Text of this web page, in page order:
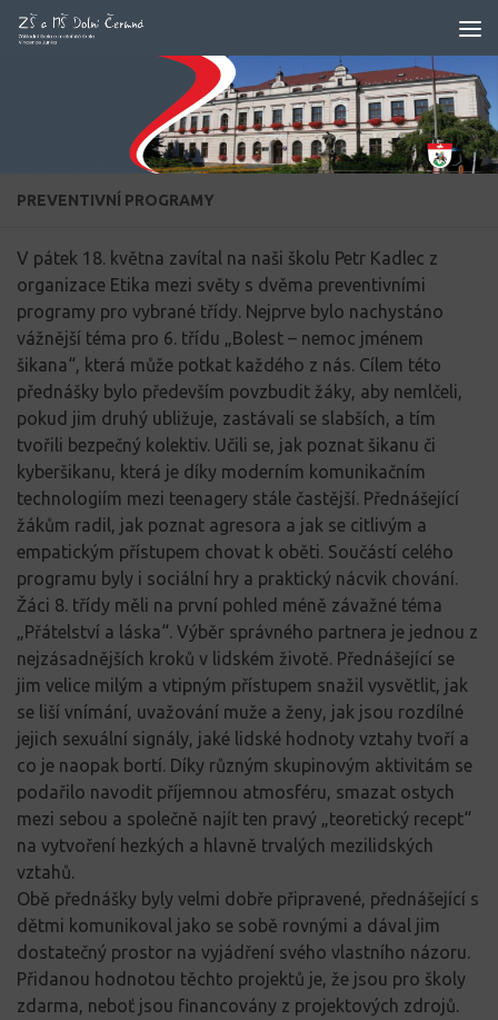
Skip to content
PREVENTIVNÍ PROGRAMY
V pátek 18. května zavítal na naši školu Petr Kadlec z
organizace Etika mezi světy s dvěma preventivními
programy pro vybrané třídy. Nejprve bylo nachystáno
vážnější téma pro 6. třídu „Bolest – nemoc jménem
šikana“, která může potkat každého z nás. Cílem této
přednášky bylo především povzbudit žáky, aby nemlčeli,
pokud jim druhý ubližuje, zastávali se slabších, a tím
tvořili bezpečný kolektiv. Učili se, jak poznat šikanu či
kyberšikanu, která je díky moderním komunikačním
technologiím mezi teenagery stále častější. Přednášející
žákům radil, jak poznat agresora a jak se citlivým a
empatickým přístupem chovat k oběti. Součástí celého
programu byly i sociální hry a praktický nácvik chování.
Žáci 8. třídy měli na první pohled méně závažné téma
„Přátelství a láska“. Výběr správného partnera je jednou z
nejzásadnějších kroků v lidském životě. Přednášející se
jim velice milým a vtipným přístupem snažil vysvětlit, jak
se liší vnímání, uvažování muže a ženy, jak jsou rozdílné
jejich sexuální signály, jaké lidské hodnoty vztahy tvoří a
co je naopak bortí. Díky různým skupinovým aktivitám se
podařilo navodit příjemnou atmosféru, smazat ostych
mezi sebou a společně najít ten pravý „teoretický recept“
na vytvoření hezkých a hlavně trvalých mezilidských
vztahů.
Obě přednášky byly velmi dobře připravené, přednášející s
dětmi komunikoval jako se sobě rovnými a dával jim
dostatečný prostor na vyjádření svého vlastního názoru.
Přidanou hodnotou těchto projektů je, že jsou pro školy
zdarma, neboť jsou financovány z projektových zdrojů.